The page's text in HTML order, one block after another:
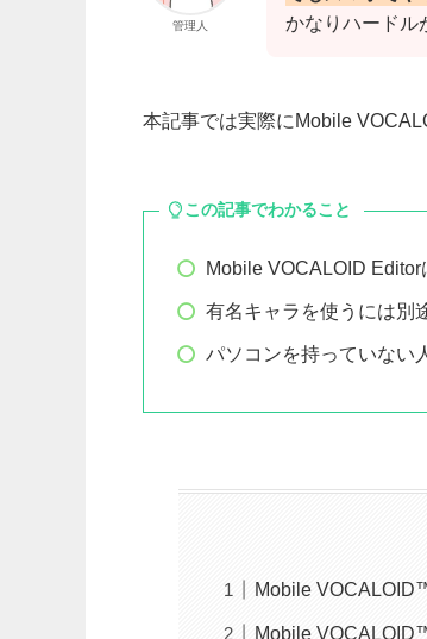
管理人
かなりハードル
本記事では実際にMobile
この記事でわかること
Mobile VOCALOID
有名キャラを使うには別
パソコンを持っていない
Mobile
Mobile